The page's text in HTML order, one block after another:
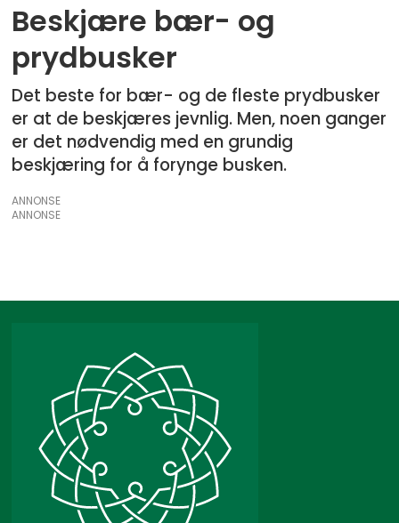
Beskjære bær- og
prydbusker
Det beste for bær- og de fleste prydbusker
er at de beskjæres jevnlig. Men, noen ganger
er det nødvendig med en grundig
beskjæring for å forynge busken.
ANNONSE
ANNONSE